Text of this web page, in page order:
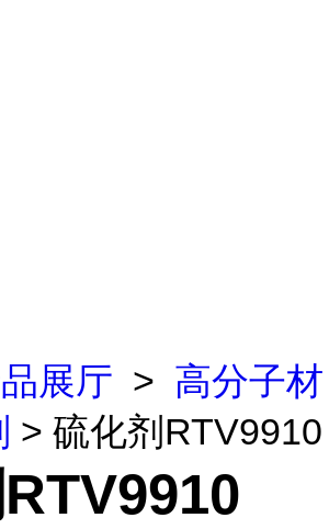
展厅 > 高分子材
> 硫化剂RTV9910